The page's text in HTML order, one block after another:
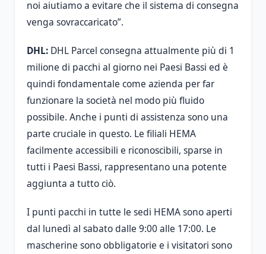
noi aiutiamo a evitare che il sistema di consegna
venga sovraccaricato”.
DHL: DHL Parcel consegna attualmente più di 1
milione di pacchi al giorno nei Paesi Bassi ed è
quindi fondamentale come azienda per far
funzionare la società nel modo più fluido
possibile. Anche i punti di assistenza sono una
parte cruciale in questo. Le filiali HEMA
facilmente accessibili e riconoscibili, sparse in
tutti i Paesi Bassi, rappresentano una potente
aggiunta a tutto ciò.
I punti pacchi in tutte le sedi HEMA sono aperti
dal lunedì al sabato dalle 9:00 alle 17:00. Le
mascherine sono obbligatorie e i visitatori sono